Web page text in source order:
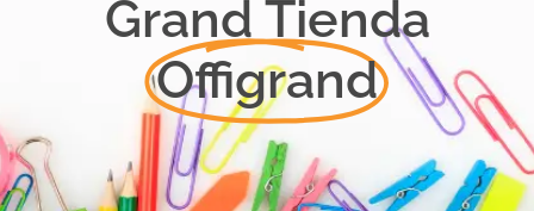
Grand Tienda
Offigrand